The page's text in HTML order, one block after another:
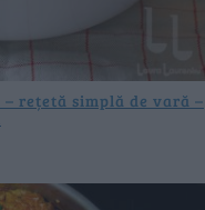
rețetă simplă de vară –